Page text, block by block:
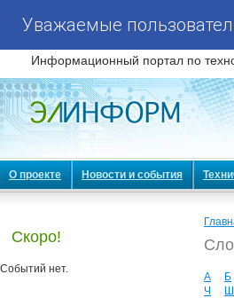
Уважаемые
Информационный портал по
О проекте Новости и события
Скоро!
Событий нет.
А Б
Ч
Ш